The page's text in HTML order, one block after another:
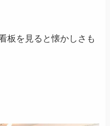
板を見ると懐かしさも